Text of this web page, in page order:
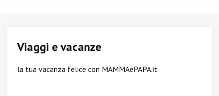
Viaggi e vacanze
la tua vacanza felice con MAMMAePAPA.it